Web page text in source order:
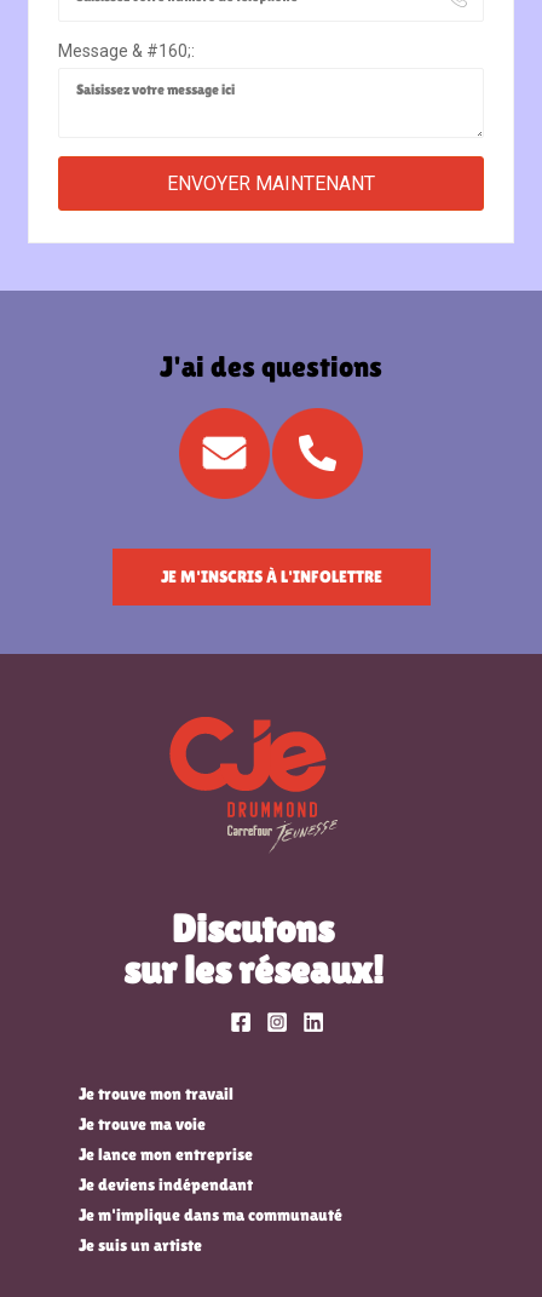
Message & #160;:
J'ai des questions
JE M'INSCRIS À L'INFOLETTRE
Discutons
sur les réseaux!
Je trouve mon travail
Je trouve ma voie
Je lance mon entreprise
Je deviens indépendant
Je m'implique dans ma communauté
Je suis un artiste